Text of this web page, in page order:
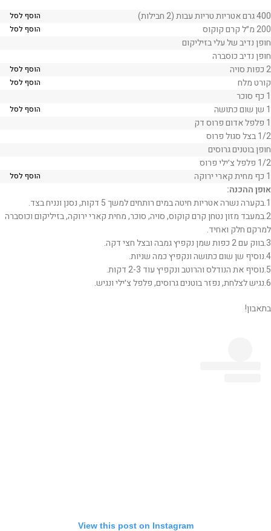
400 גרם אטריות טריות עבות (2 חבילות)
הוסף לסל
200 מ״ל קרם קוקוס הוסף לסל
חופן נדיב של עלי בזיליקום
חופן נדיב כוסברה
2 כפות סויה
הוסף לסל
קורט מלח הוסף לסל
1 כף סוכר
1 שן שום כתושה
הוסף לסל
1 פלפל אדום פרוס דק
1/2 בצל סגול פרוס
חופן בוטנים גרוסים
1/2 פלפל צ׳ילי פרוס
1 כף מחית קארי ירוקה
הוסף לסל
אופן ההכנה:
1.בקערה נשרה אטריות חיטה במים רותחים למשך 5 דקות, נסנן ונניח בצד.
2.במעבד מזון נטחן קרם קוקוס, סויה, סוכר, מחית קארי ירוקה, בזיליקום וכוסברה
למרקם חלק ואחיד.
3.בווק עם 2 כפות שמן נקפיץ גמבה ובצל חצי דקה.
4.נוסיף שן שום כתושה ונקפיץ כמה שניות.
5.נוסיף את הנודלס והרוטב ונקפיץ עוד 2-3 דקות.
6.נגיש לצלחת, נפזר בוטנים גרוסים, פלפל צ׳ילי ונגיש.
בתאבון!
View this post on Instagram